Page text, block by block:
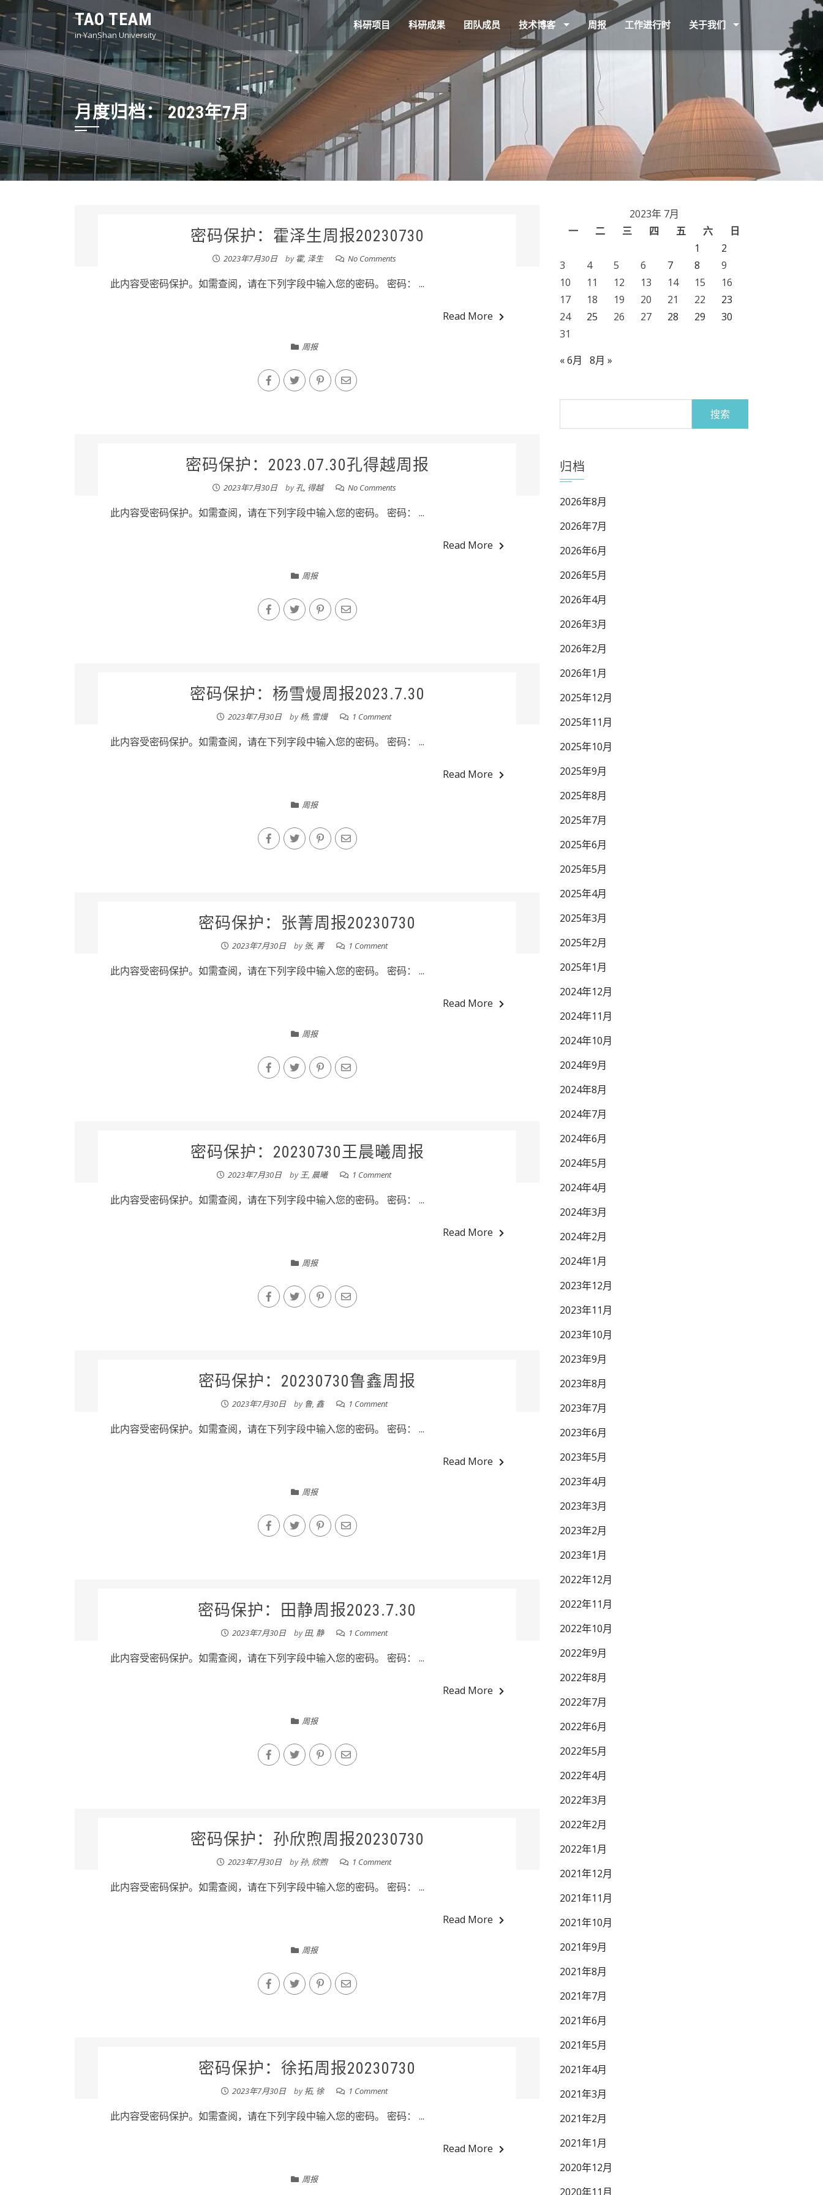
to
content
TAO TEAM
in YanShan University
科研项目 科研成果 团队成员 技术博客 周报 工作进行时 关于我们
月度归档：2023年7月
密码保护：霍泽生周报20230730
2023年7月30日 by霍, 泽生 No Comments
此内容受密码保护。如需查阅，请在下列字段中输入您的密码。 密码： ...
Read More
周报
密码保护：2023.07.30孔得越周报
2023年7月30日 by孔, 得越 No Comments
此内容受密码保护。如需查阅，请在下列字段中输入您的密码。 密码： ...
Read More
周报
密码保护：杨雪熳周报2023.7.30
2023年7月30日 by杨, 雪熳 1 Comment
此内容受密码保护。如需查阅，请在下列字段中输入您的密码。 密码： ...
Read More
周报
密码保护：张菁周报20230730
2023年7月30日 by 张, 菁 1 Comment
此内容受密码保护。如需查阅，请在下列字段中输入您的密码。 密码： ...
Read More
周报
密码保护：20230730王晨曦周报
2023年7月30日 by王, 晨曦 1 Comment
此内容受密码保护。如需查阅，请在下列字段中输入您的密码。 密码： ...
Read More
周报
密码保护：20230730鲁鑫周报
2023年7月30日 by 鲁, 鑫 1 Comment
此内容受密码保护。如需查阅，请在下列字段中输入您的密码。 密码： ...
Read More
周报
密码保护：田静周报2023.7.30
2023年7月30日 by田, 静 1 Comment
此内容受密码保护。如需查阅，请在下列字段中输入您的密码。 密码： ...
Read More
周报
密码保护：孙欣煦周报20230730
2023年7月30日 by孙, 欣煦 1 Comment
此内容受密码保护。如需查阅，请在下列字段中输入您的密码。 密码： ...
Read More
周报
密码保护：徐拓周报20230730
2023年7月30日 by拓, 徐 1 Comment
此内容受密码保护。如需查阅，请在下列字段中输入您的密码。 密码： ...
Read More
周报
2023年 7月
一
二 三 四 五 六
日
1
2
3
4 5 6 7 8
9
10
11 12 13 14 15
16
17
18 19 20 21 22
23
24
25 26 27 28 29
30
31
« 6月
8月 »
归档
2026年8月
2026年7月
2026年6月
2026年5月
2026年4月
2026年3月
2026年2月
2026年1月
2025年12月
2025年11月
2025年10月
2025年9月
2025年8月
2025年7月
2025年6月
2025年5月
2025年4月
2025年3月
2025年2月
2025年1月
2024年12月
2024年11月
2024年10月
2024年9月
2024年8月
2024年7月
2024年6月
2024年5月
2024年4月
2024年3月
2024年2月
2024年1月
2023年12月
2023年11月
2023年10月
2023年9月
2023年8月
2023年7月
2023年6月
2023年5月
2023年4月
2023年3月
2023年2月
2023年1月
2022年12月
2022年11月
2022年10月
2022年9月
2022年8月
2022年7月
2022年6月
2022年5月
2022年4月
2022年3月
2022年2月
2022年1月
2021年12月
2021年11月
2021年10月
2021年9月
2021年8月
2021年7月
2021年6月
2021年5月
2021年4月
2021年3月
2021年2月
2021年1月
2020年12月
2020年11月